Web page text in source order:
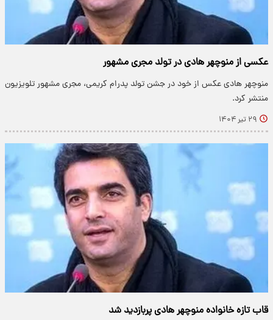
عکسی از منوچهر هادی در تولد مجری مشهور
منوچهر هادی عکس از خود در جشن تولد پدرام کریمی، مجری مشهور تلویزیون
منتشر کرد.
۲۹ تیر ۱۴۰۴
قاب تازه خانواده منوچهر هادی پربازدید شد